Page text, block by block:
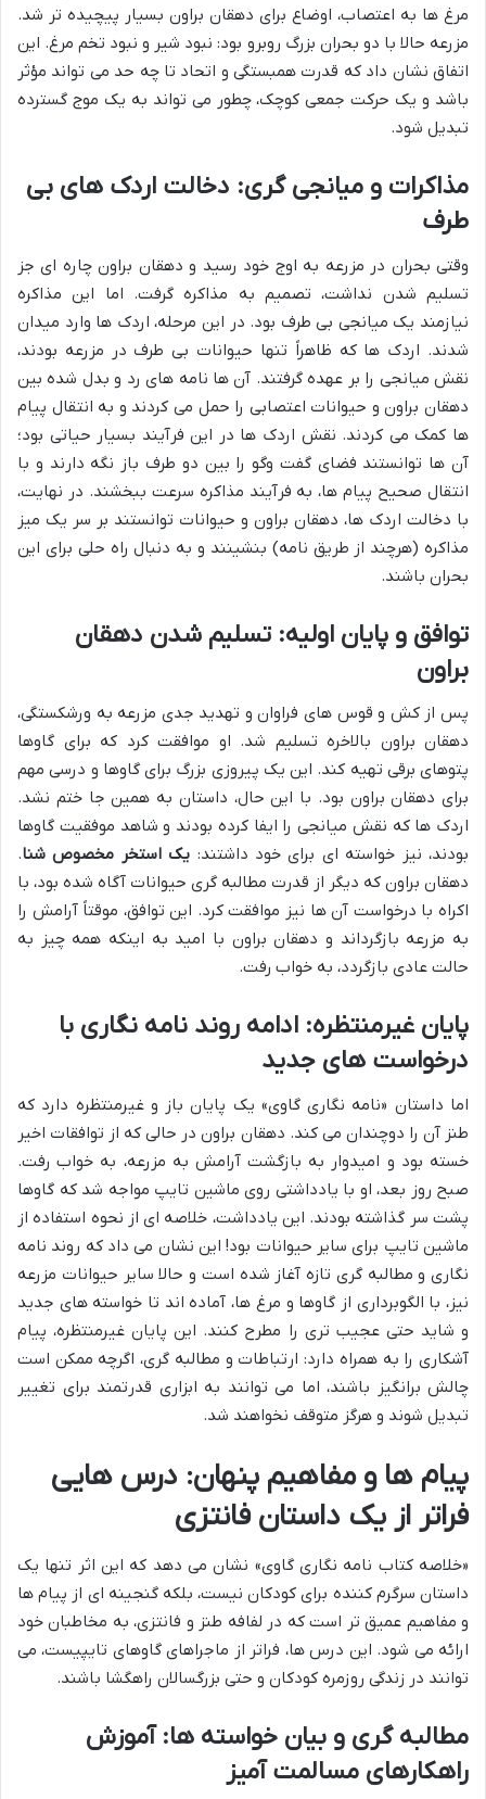
مرغ ها به اعتصاب، اوضاع برای دهقان براون بسیار پیچیده تر شد.
مزرعه حالا با دو بحران بزرگ روبرو بود: نبود شیر و نبود تخم مرغ. این
اتفاق نشان داد که قدرت همبستگی و اتحاد تا چه حد می تواند مؤثر
باشد و یک حرکت جمعی کوچک، چطور می تواند به یک موج گسترده
تبدیل شود.
مذاکرات و میانجی گری: دخالت اردک های بی
طرف
وقتی بحران در مزرعه به اوج خود رسید و دهقان براون چاره ای جز
تسلیم شدن نداشت، تصمیم به مذاکره گرفت. اما این مذاکره
نیازمند یک میانجی بی طرف بود. در این مرحله، اردک ها وارد میدان
شدند. اردک ها که ظاهراً تنها حیوانات بی طرف در مزرعه بودند،
نقش میانجی را بر عهده گرفتند. آن ها نامه های رد و بدل شده بین
دهقان براون و حیوانات اعتصابی را حمل می کردند و به انتقال پیام
ها کمک می کردند. نقش اردک ها در این فرآیند بسیار حیاتی بود؛
آن ها توانستند فضای گفت وگو را بین دو طرف باز نگه دارند و با
انتقال صحیح پیام ها، به فرآیند مذاکره سرعت ببخشند. در نهایت،
با دخالت اردک ها، دهقان براون و حیوانات توانستند بر سر یک میز
مذاکره (هرچند از طریق نامه) بنشینند و به دنبال راه حلی برای این
بحران باشند.
توافق و پایان اولیه: تسلیم شدن دهقان
براون
پس از کش و قوس های فراوان و تهدید جدی مزرعه به ورشکستگی،
دهقان براون بالاخره تسلیم شد. او موافقت کرد که برای گاوها
پتوهای برقی تهیه کند. این یک پیروزی بزرگ برای گاوها و درسی مهم
برای دهقان براون بود. با این حال، داستان به همین جا ختم نشد.
اردک ها که نقش میانجی را ایفا کرده بودند و شاهد موفقیت گاوها
بودند، نیز خواسته ای برای خود داشتند: یک استخر مخصوص شنا.
دهقان براون که دیگر از قدرت مطالبه گری حیوانات آگاه شده بود، با
اکراه با درخواست آن ها نیز موافقت کرد. این توافق، موقتاً آرامش را
به مزرعه بازگرداند و دهقان براون با امید به اینکه همه چیز به
حالت عادی بازگردد، به خواب رفت.
پایان غیرمنتظره: ادامه روند نامه نگاری با
درخواست های جدید
اما داستان «نامه نگاری گاوی» یک پایان باز و غیرمنتظره دارد که
طنز آن را دوچندان می کند. دهقان براون در حالی که از توافقات اخیر
خسته بود و امیدوار به بازگشت آرامش به مزرعه، به خواب رفت.
صبح روز بعد، او با یادداشتی روی ماشین تایپ مواجه شد که گاوها
پشت سر گذاشته بودند. این یادداشت، خلاصه ای از نحوه استفاده از
ماشین تایپ برای سایر حیوانات بود! این نشان می داد که روند نامه
نگاری و مطالبه گری تازه آغاز شده است و حالا سایر حیوانات مزرعه
نیز، با الگوبرداری از گاوها و مرغ ها، آماده اند تا خواسته های جدید
و شاید حتی عجیب تری را مطرح کنند. این پایان غیرمنتظره، پیام
آشکاری را به همراه دارد: ارتباطات و مطالبه گری، اگرچه ممکن است
چالش برانگیز باشند، اما می توانند به ابزاری قدرتمند برای تغییر
تبدیل شوند و هرگز متوقف نخواهند شد.
پیام ها و مفاهیم پنهان: درس هایی
فراتر از یک داستان فانتزی
«خلاصه کتاب نامه نگاری گاوی» نشان می دهد که این اثر تنها یک
داستان سرگرم کننده برای کودکان نیست، بلکه گنجینه ای از پیام ها
و مفاهیم عمیق تر است که در لفافه طنز و فانتزی، به مخاطبان خود
ارائه می شود. این درس ها، فراتر از ماجراهای گاوهای تایپیست، می
توانند در زندگی روزمره کودکان و حتی بزرگسالان راهگشا باشند.
مطالبه گری و بیان خواسته ها: آموزش
راهکارهای مسالمت آمیز